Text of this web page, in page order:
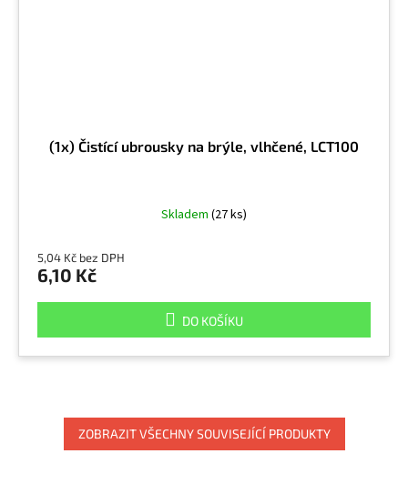
(1x) Čistící ubrousky na brýle, vlhčené, LCT100
Skladem (27 ks)
5,04 Kč bez DPH
6,10 Kč
DO KOŠÍKU
ZOBRAZIT VŠECHNY SOUVISEJÍCÍ PRODUKTY